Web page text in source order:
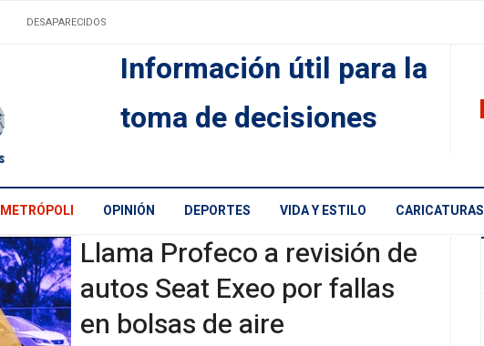
DESAPARECIDOS
Información útil para la
toma de decisiones
METRÓPOLI OPINIÓN DEPORTES VIDA Y ESTILO CARICATURAS
Llama Profeco a revisión de
autos Seat Exeo por fallas
en bolsas de aire